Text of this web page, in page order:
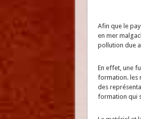
Afin que le
en mer
pollution due
En effet, une
formation. les
des
formation qui